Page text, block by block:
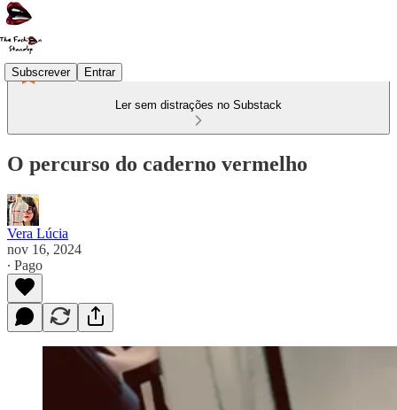
Subscrever Entrar
Ler sem distrações no Substack
O percurso do caderno vermelho
Vera Lúcia
nov 16, 2024
∙ Pago